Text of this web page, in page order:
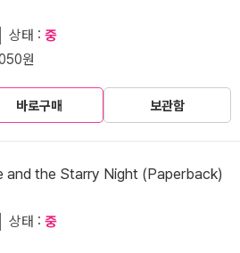
상태 : 중
원
바로구매 보관함
and the Starry Night (Paperback)
상태 : 중